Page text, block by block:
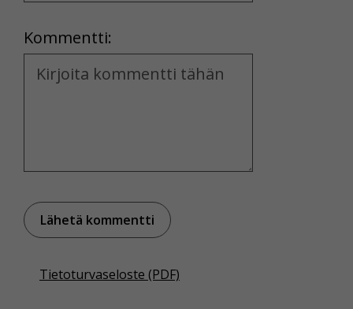
Kommentti:
Kommentti
Tietoturvaseloste (PDF)